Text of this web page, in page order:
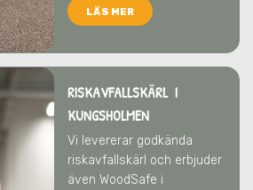
LÄS MER
RISKAVFALLSKÄRL I
KUNGSHOLMEN
Vi levererar godkända
riskavfallskärl och erbjuder
även WoodSafe i